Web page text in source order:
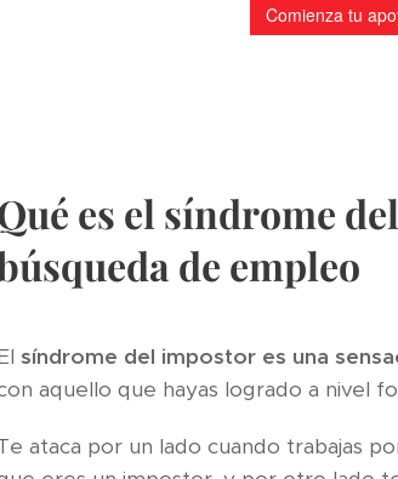
es el síndrome
de empleo
síndrome del impostor es una
aquello que hayas logrado a nivel
ataca por un lado cuando trabajas